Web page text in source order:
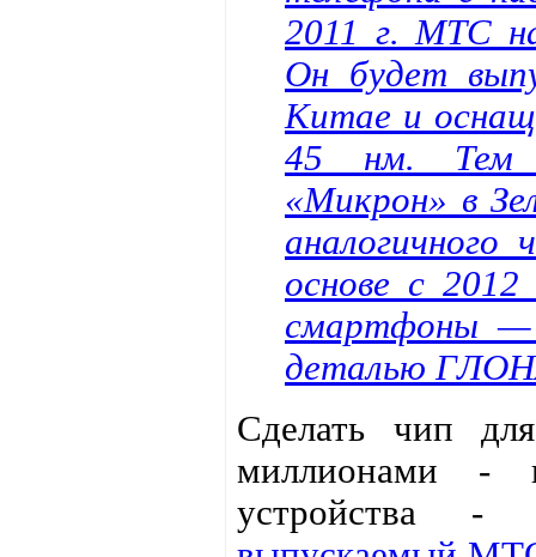
2011 г. МТС
Он будет
Китае и
45 нм. Тем
«Микрон» в
основе с
смартфоны —
деталью
Сделать чип
миллионами -
устройства -